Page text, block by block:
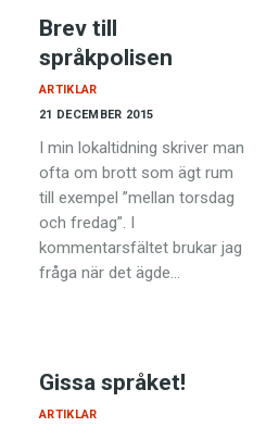
Brev till
språkpolisen
21 DECEMBER 2015
ARTIKLAR
I min lokaltidning skriver man
ofta om brott som ägt rum
till exempel ”mellan torsdag
och fredag”. I
kommentarsfältet brukar jag
fråga när det ägde…
Gissa språket!
ARTIKLAR